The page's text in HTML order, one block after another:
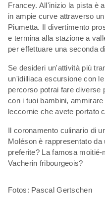
Francey. All'inizio la pista è
in ampie curve attraverso
Piumetta. Il divertimento
e termina alla stazione a
per effettuare una seconda
Se desideri un'attività più
un'idilliaca escursione con
percorso potrai fare diverse
con i tuoi bambini,
leccornie che avete portato
Il coronamento culinario di
Moléson è rappresentato
preferite? La famosa
Vacherin fribourgeois?
Fotos: Pascal Gertschen